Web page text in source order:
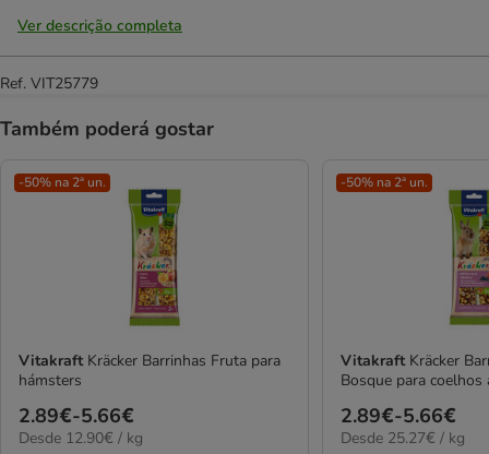
Ver descrição completa
Ref. VIT25779
Também poderá gostar
-50% na 2ª un.
Vitakraft Kräcker Barrinhas Fruta para
hámsters
Preço
de
2.89€-5.66€
12.90€
Desde 12.90€ / kg
-50% na 2ª un.
Vitakraft Kräcker
Bosque para coelhos
Preço
de
2.89€-5.66€
25.27€
Desde 25.27€ / kg